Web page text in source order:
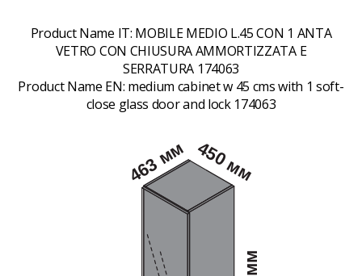
Product Name IT: MOBILE MEDIO L.45 CON 1 ANTA
VETRO CON CHIUSURA AMMORTIZZATA E
SERRATURA 174063
Product Name EN: medium cabinet w 45 cms with 1 soft-
close glass door and lock 174063